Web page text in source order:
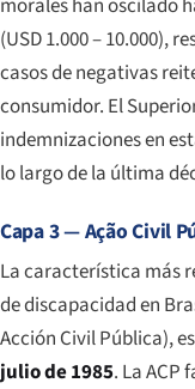
morales han oscilado
(USD 1.000 – 10.000),
casos de negativas
consumidor. El
indemnizaciones en
lo largo de la última
Capa 3 — Ação Civil
La característica más
de discapacidad en
Acción Civil Pública),
julio de 1985. La ACP